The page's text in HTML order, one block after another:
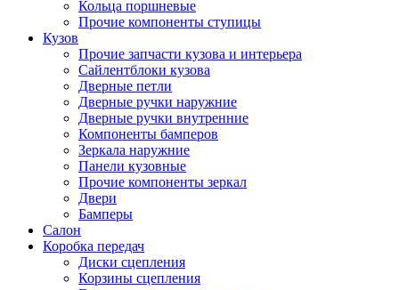
Кольца поршневые
Прочие компоненты ступицы
Кузов
Прочие запчасти кузова и интерьера
Сайлентблоки кузова
Дверные петли
Дверные ручки наружние
Дверные ручки внутренние
Компоненты бамперов
Зеркала наружние
Панели кузовные
Прочие компоненты зеркал
Двери
Бамперы
Салон
Коробка передач
Диски сцепления
Корзины сцепления